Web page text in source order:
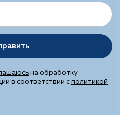
на обработку
в соответствии с политикой